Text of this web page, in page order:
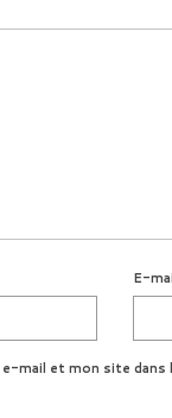
E-
mail et mon site dans